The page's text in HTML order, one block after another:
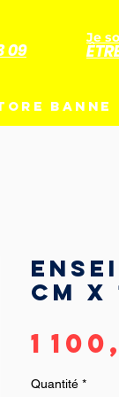
09
Je
BANNE
cm x
1
Quantité *